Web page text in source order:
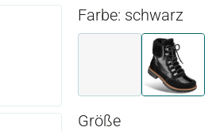
Farbe: schwarz
grau-weissschwarz
Größeauswählen